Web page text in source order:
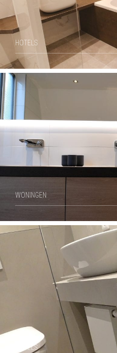
HOTELS
WONINGEN
HOTELS